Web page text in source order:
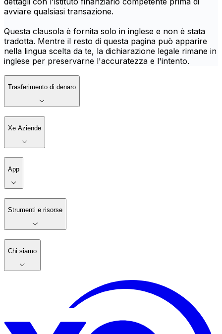
avviare qualsiasi transazione.
Questa clausola è fornita solo in inglese e non è stata
tradotta. Mentre il resto di questa pagina può apparire
nella lingua scelta da te, la dichiarazione legale rimane in
inglese per preservarne l'accuratezza e l'intento.
Trasferimento di denaro
Xe Aziende
App
Strumenti e risorse
Chi siamo